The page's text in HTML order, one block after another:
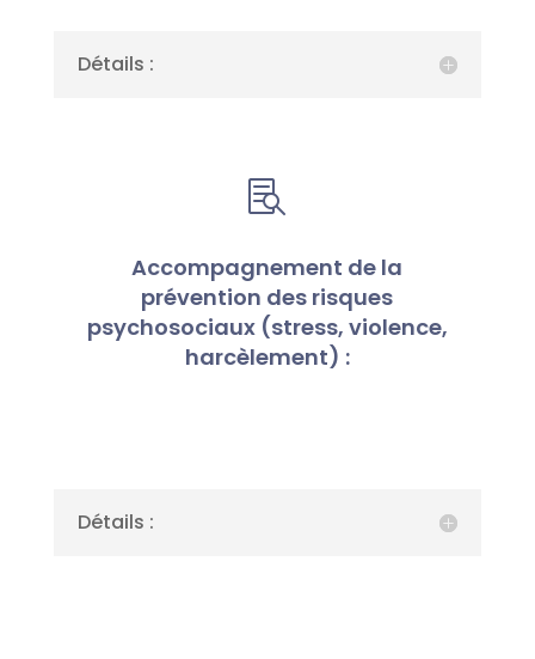
Détails :

Accompagnement de la
prévention des risques
psychosociaux (stress, violence,
harcèlement) :
Détails :